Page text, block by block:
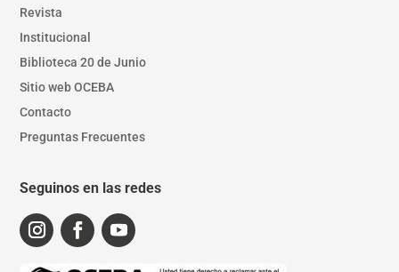
Revista
Institucional
Biblioteca 20 de Junio
Sitio web OCEBA
Contacto
Preguntas Frecuentes
Seguinos en las redes